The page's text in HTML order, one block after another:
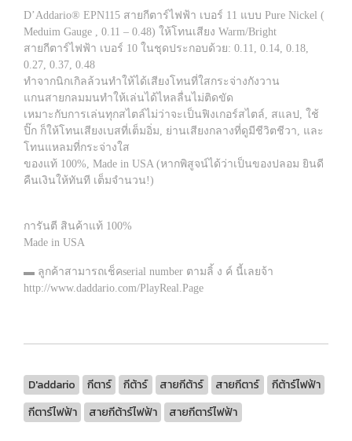
D’Addario® EPN115 สายกีตาร์ไฟฟ้า เบอร์ 11 แบบ Pure Nickel (
Meduim Gauge , 0.11 – 0.48) ให้โทนเสียง Warm/Bright
สายกีตาร์ไฟฟ้า เบอร์ 10 ในชุดประกอบด้วย: 0.11, 0.14, 0.18,
0.27, 0.37, 0.48
ทำจากนิกเกิลล้วนทำให้ได้เสียงโทนที่ใสกระจ่างกังวาน
แกนสายกลมมนทำให้เล่นได้ไหลลื่นไม่ติดขัด
เหมาะกับการเล่นทุกสไตล์ไม่ว่าจะเป็นฟิงเกอร์สไตล์, สแลป, ใช้
ปิ๊ก ก็ให้โทนเสียงเบสที่เต็มอิ่ม, ย่านเสียงกลางที่ดูมีชีวิตชีวา, และ
โทนแหลมที่กระจ่างใส
ของแท้ 100%, Made in USA (หากพิสูจน์ได้ว่าเป็นของปลอม ยินดี
คืนเงินให้ทันที เต็มจำนวน!)
การันตี สินค้าแท้ 100%
Made in USA
▬ ลูกค้าสามารถเช็คserial number ตามลิ้ ง ค์ นี้เลยจ้า
http://www.daddario.com/PlayReal.Page
D'addario กีตาร์ กีต้าร์ สายกีต้าร์ สายกีตาร์
กีต้าร์ไฟฟ้า
กีตาร์ไฟฟ้า
สายกีต้าร์ไฟฟ้า สายกีตาร์ไฟฟ้า